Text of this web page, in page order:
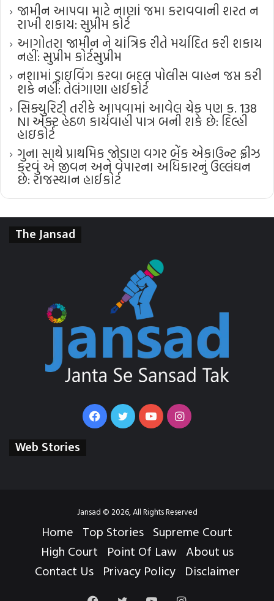
જામીન આપવા માટે નાણાં જમા કરાવવાની શરત ન
રાખી શકાય: સુપ્રીમ કોર્ટ
આગોતરા જામીન ને યાંત્રિક રીતે મર્યાદિત કરી શકાય
નહીં: સુપ્રીમ કોર્ટ​સુપ્રીમ
નશામાં ડ્રાઇવિંગ કરવા બદલ પોલીસ વાહન જપ્ત કરી
શકે નહીં: તેલંગાણા હાઈકોર્ટ
સિક્યુરિટી તરીકે આપવામાં આવેલ ચેક પણ ક. 138
NI એક્ટ હેઠળ કાર્યવાહી પાત્ર બની શકે છે: દિલ્હી
હાઇકોર્ટ
ગુના સાથે પ્રાથમિક જોડાણ વગર બેંક એકાઉન્ટ ફ્રીઝ
કરવું એ જીવન અને વેપારના અધિકારનું ઉલ્લંઘન
છે: રાજસ્થાન હાઈકોર્ટ
The Jansad
FacebookTwitterYouTubeInstagram
Web Stories
Jansad © 2026, All Rights Reserved
Home Top Stories Supreme Court
High Court Point Of Law About us
Contact Us Privacy Policy Disclaimer